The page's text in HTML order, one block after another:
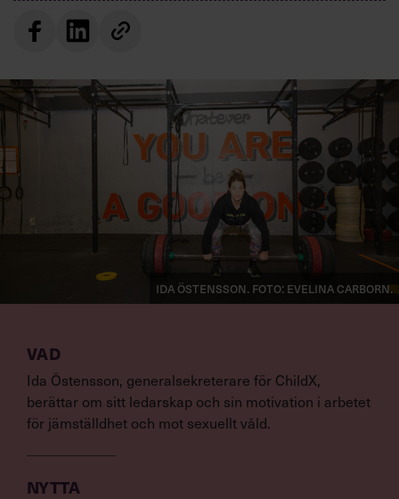
VAD
Ida Östensson, generalsekreterare för ChildX,
berättar om sitt ledarskap och sin motivation i arbetet
för jämställdhet och mot sexuellt våld.
NYTTA
Ida Östensson. Foto: Evelina Carborn.